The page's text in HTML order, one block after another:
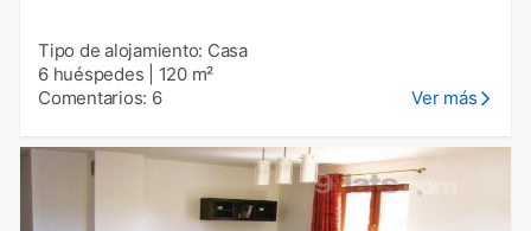
Tipo de alojamiento: Casa
6 huéspedes
120 m²
Comentarios: 6
Ver más